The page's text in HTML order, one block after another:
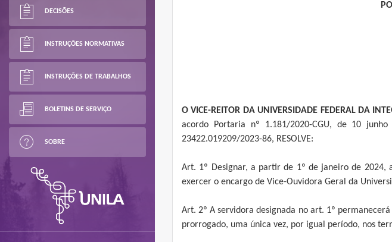
DECISÕES
INSTRUÇÕES NORMATIVAS
INSTRUÇÕES DE TRABALHOS
BOLETINS DE SERVIÇO
SOBRE
O VICE-REITOR DA UNIVERSIDADE FEDERAL DA
acordo Portaria nº 1.181/2020-CGU, de 10
23422.019209/2023-86, RESOLVE:
Art. 1º Designar, a partir de 1º de janeiro de 2024, a
exercer o encargo de Vice-Ouvidora Geral da
Art. 2º A servidora designada no art. 1º
prorrogado, uma única vez, por igual período, nos